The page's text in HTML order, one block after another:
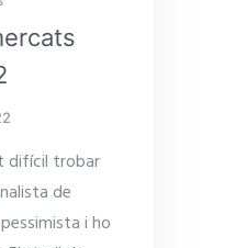
difícil trobar
de
i ho